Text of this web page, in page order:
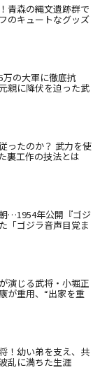
青森の縄文遺跡群で
のキュートなグッズ
万の大軍に徹底抗
親に降伏を迫った武
ったのか？ 武力を使
裏工作の技法とは
…1954年公開『ゴジ
「ゴジラ音声目覚ま
演じる武将・小堀正
が重用、“出家を重
！幼い弟を支え、共
乱に満ちた生涯